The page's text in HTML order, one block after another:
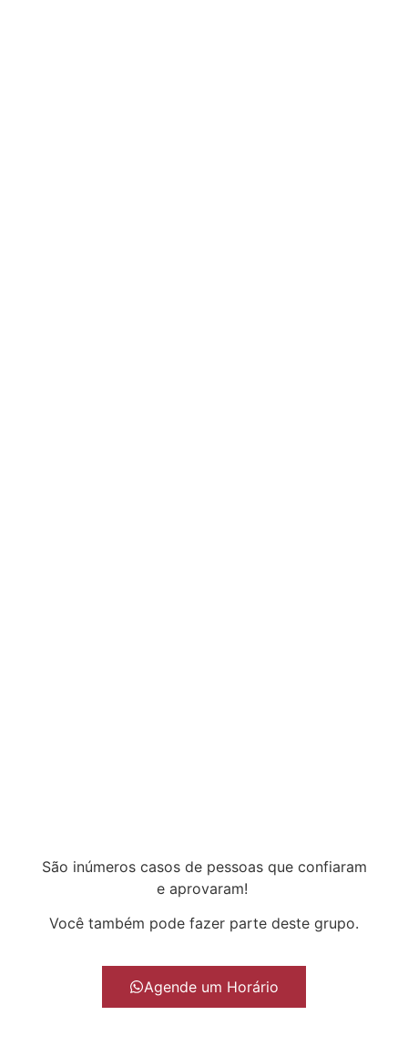
São inúmeros casos de pessoas que confiaram
e aprovaram!
Você também pode fazer parte deste grupo.
Agende um Horário